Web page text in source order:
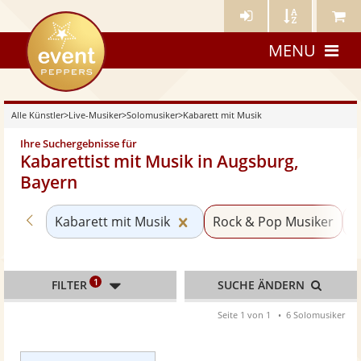
Künstler- Künstler Meine
eventpeppers
MENU
Alle Künstler>Live-Musiker>Solomusiker>Kabarett mit Musik
Ihre Suchergebnisse für
Kabarettist mit Musik in Augsburg,
Bayern
Zurück zu «Solomusiker»
Kabarett mit Musik Kategorie «Kabarett mit
Rock & Pop Musiker
FILTER 1 SUCHE ÄNDERN
Seite 1 von 1 6 Solomusiker